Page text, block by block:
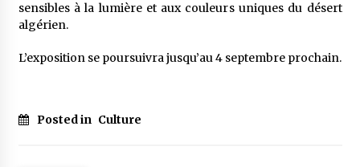
sensibles à la lumière et aux couleurs uniques du désert
algérien.
L’exposition se poursuivra jusqu’au 4 septembre prochain.
Posted in Culture